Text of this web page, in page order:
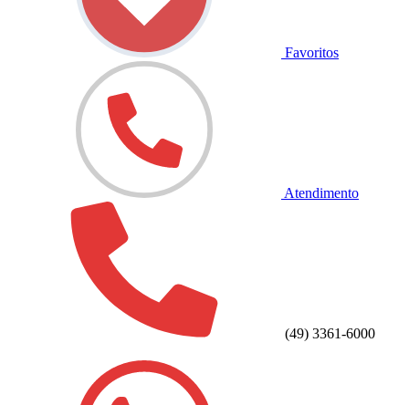
Favoritos
Atendimento
(49) 3361-6000